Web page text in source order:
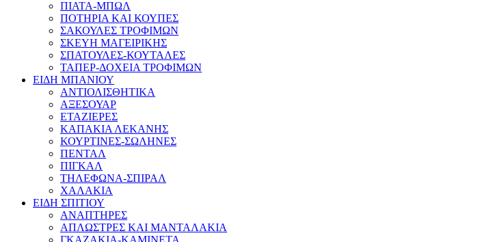
ΠΙΑΤΑ-ΜΠΩΛ
ΠΟΤΗΡΙΑ ΚΑΙ ΚΟΥΠΕΣ
ΣΑΚΟΥΛΕΣ ΤΡΟΦΙΜΩΝ
ΣΚΕΥΗ ΜΑΓΕΙΡΙΚΗΣ
ΣΠΑΤΟΥΛΕΣ-ΚΟΥΤΑΛΕΣ
ΤΑΠΕΡ-ΔΟΧΕΙΑ ΤΡΟΦΙΜΩΝ
ΕΙΔΗ ΜΠΑΝΙΟΥ
ΑΝΤΙΟΛΙΣΘΗΤΙΚΑ
ΑΞΕΣΟΥΑΡ
ΕΤΑΖΙΕΡΕΣ
ΚΑΠΑΚΙΑ ΛΕΚΑΝΗΣ
ΚΟΥΡΤΙΝΕΣ-ΣΩΛΗΝΕΣ
ΠΕΝΤΑΛ
ΠΙΓΚΑΛ
ΤΗΛΕΦΩΝΑ-ΣΠΙΡΑΛ
ΧΑΛΑΚΙΑ
ΕΙΔΗ ΣΠΙΤΙΟΥ
ΑΝΑΠΤΗΡΕΣ
ΑΠΛΩΣΤΡΕΣ ΚΑΙ ΜΑΝΤΑΛΑΚΙΑ
ΓΚΑΖΑΚΙΑ-ΚΑΜΙΝΕΤΑ